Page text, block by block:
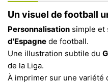
Un visuel de football
Personnalisation simple et
d'Espagne de football.
Une illustration subtile du
de la Liga.
À imprimer sur une variété